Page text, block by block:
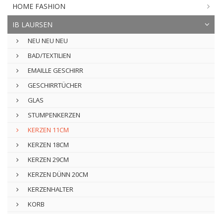
HOME FASHION
IB LAURSEN
NEU NEU NEU
BAD/TEXTILIEN
EMAILLE GESCHIRR
GESCHIRRTÜCHER
GLAS
STUMPENKERZEN
KERZEN 11CM
KERZEN 18CM
KERZEN 29CM
KERZEN DÜNN 20CM
KERZENHALTER
KORB